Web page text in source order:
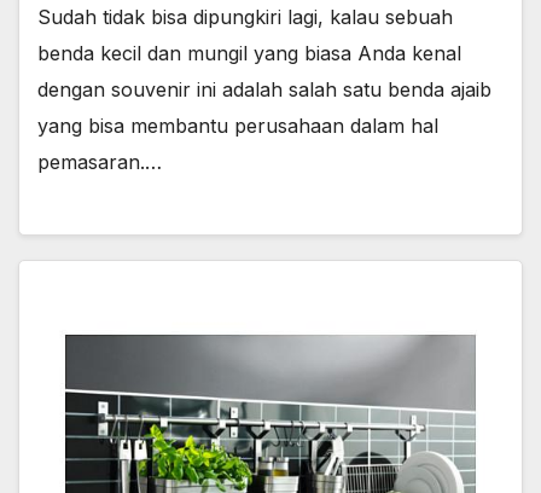
Sudah tidak bisa dipungkiri lagi, kalau sebuah
benda kecil dan mungil yang biasa Anda kenal
dengan souvenir ini adalah salah satu benda ajaib
yang bisa membantu perusahaan dalam hal
pemasaran.…